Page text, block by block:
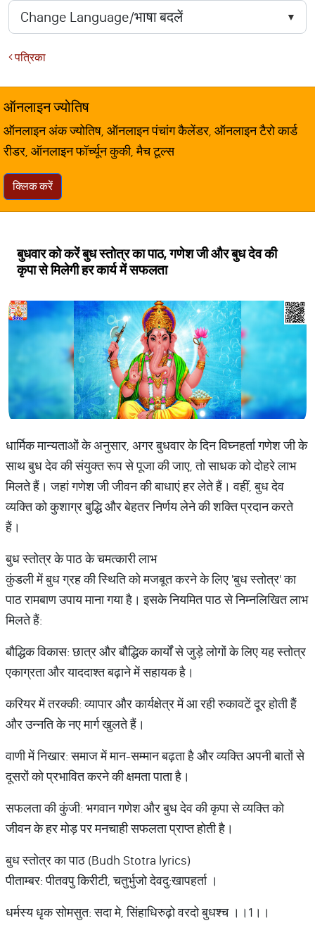
पत्रिका
ऑनलाइन ज्योतिष
ऑनलाइन अंक ज्योतिष, ऑनलाइन पंचांग कैलेंडर, ऑनलाइन टैरो कार्ड
रीडर, ऑनलाइन फॉर्च्यून कुकी, मैच टूल्स
क्लिक करें
बुधवार को करें बुध स्तोत्र का पाठ, गणेश जी और बुध देव की
कृपा से मिलेगी हर कार्य में सफलता
धार्मिक मान्यताओं के अनुसार, अगर बुधवार के दिन विघ्नहर्ता गणेश जी के
साथ बुध देव की संयुक्त रूप से पूजा की जाए, तो साधक को दोहरे लाभ
मिलते हैं। जहां गणेश जी जीवन की बाधाएं हर लेते हैं। वहीं, बुध देव
व्यक्ति को कुशाग्र बुद्धि और बेहतर निर्णय लेने की शक्ति प्रदान करते
हैं।
बुध स्तोत्र के पाठ के चमत्कारी लाभ
कुंडली में बुध ग्रह की स्थिति को मजबूत करने के लिए 'बुध स्तोत्र' का
पाठ रामबाण उपाय माना गया है। इसके नियमित पाठ से निम्नलिखित लाभ
मिलते हैं:
बौद्धिक विकास: छात्र और बौद्धिक कार्यों से जुड़े लोगों के लिए यह स्तोत्र
एकाग्रता और याददाश्त बढ़ाने में सहायक है।
करियर में तरक्की: व्यापार और कार्यक्षेत्र में आ रही रुकावटें दूर होती हैं
और उन्नति के नए मार्ग खुलते हैं।
वाणी में निखार: समाज में मान-सम्मान बढ़ता है और व्यक्ति अपनी बातों से
दूसरों को प्रभावित करने की क्षमता पाता है।
सफलता की कुंजी: भगवान गणेश और बुध देव की कृपा से व्यक्ति को
जीवन के हर मोड़ पर मनचाही सफलता प्राप्त होती है।
बुध स्तोत्र का पाठ (Budh Stotra lyrics)
पीताम्बर: पीतवपु किरीटी, चतुर्भुजो देवदु:खापहर्ता ।
धर्मस्य धृक सोमसुत: सदा मे, सिंहाधिरुढ़ो वरदो बुधश्च ।।1।।